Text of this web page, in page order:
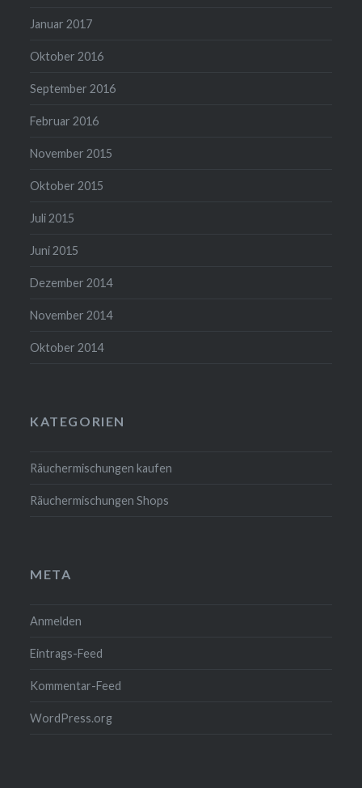
Januar 2017
Oktober 2016
September 2016
Februar 2016
November 2015
Oktober 2015
Juli 2015
Juni 2015
Dezember 2014
November 2014
Oktober 2014
KATEGORIEN
Räuchermischungen kaufen
Räuchermischungen Shops
META
Anmelden
Eintrags-Feed
Kommentar-Feed
WordPress.org